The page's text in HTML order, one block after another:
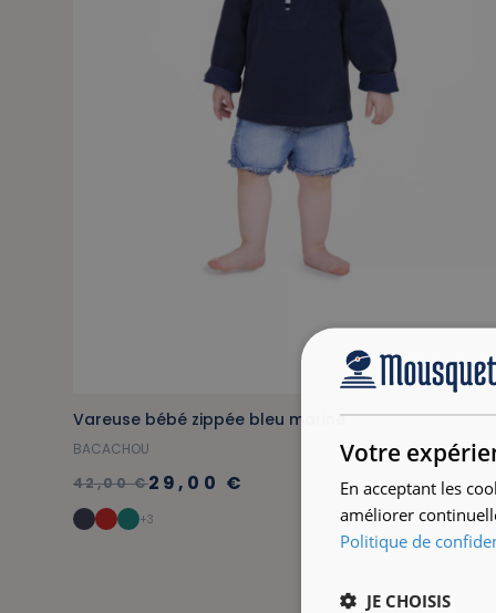
Vareuse bébé zippée bleu marine
BACACHOU
42,00 €29,00 €
+3
Votre
En acceptant les
améliorer
Politique de
JE CHOISIS